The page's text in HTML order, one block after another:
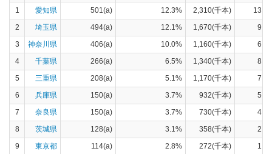
1
愛知県 501(a) 12.3% 2,310(千本)
2
埼玉県 494(a) 12.1% 1,670(千本)
3
神奈川県 406(a) 10.0% 1,160(千本)
4
千葉県 266(a) 6.5% 1,340(千本)
5
三重県 208(a) 5.1% 1,170(千本)
6
兵庫県 150(a) 3.7% 932(千本)
7
奈良県 150(a) 3.7% 730(千本)
8
茨城県 128(a) 3.1% 358(千本)
9
東京都 114(a) 2.8% 272(千本)